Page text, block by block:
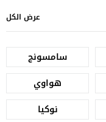
عرض الكل
سامسونج
هواوي
نوكيا